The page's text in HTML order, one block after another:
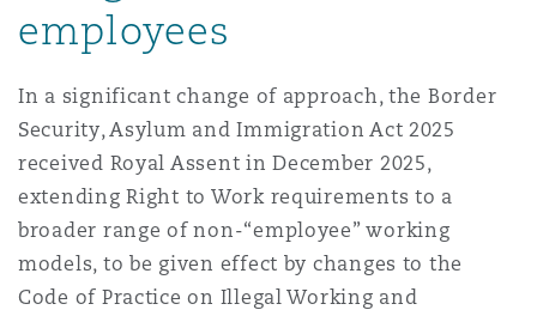
Droit aérien commercial
Droit réglementaire
Couverture d’assurance
Droit maritime
Risques politiques et crédit
employees
In a significant change of approach, the Border
Security, Asylum and Immigration Act 2025
received Royal Assent in December 2025,
extending Right to Work requirements to a
broader range of non-“employee” working
models, to be given effect by changes to the
Code of Practice on Illegal Working and